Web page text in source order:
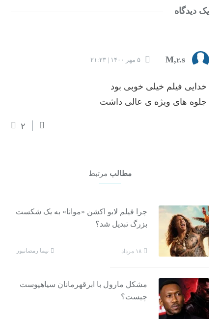
یک دیدگاه
M,r.s ۵ مهر ۱۴۰۰ | ۲۱:۲۳
خدایی فیلم خیلی خوبی بود
جلوه های ویژه ی عالی داشت
۲
مطالب مرتبط
چرا فیلم لایو اکشن «موانا» به یک شکست
بزرگ تبدیل شد؟
۱۸ مرداد نیما رمضانپور
مشکل مارول با ابرقهرمانان سیاهپوست
چیست؟